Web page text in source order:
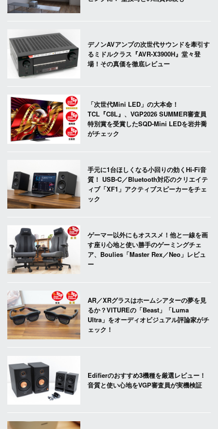
デノンAVアンプの次世代サウンドを牽引す
るミドルクラス『AVR-X3900H』堂々登
場！その真価を徹底レビュー
「次世代Mini LED」の大本命！
TCL『C8L』、VGP2026 SUMMER審査員
特別賞を受賞したSQD-Mini LEDを岩井喬
がチェック
手元に1台ほしくなる小回りの効くHi-Fi音
質！ USB-C／Bluetooth対応のクリエイテ
ィブ「XF1」アクティブスピーカーをチェ
ック
ゲーマー以外にもオススメ！他と一線を画
す座り心地と使い勝手のゲーミングチェ
ア、Boulies「Master Rex／Neo」レビュ
ー
AR／XRグラスはホームシアターの夢を見
るか？VITUREの「Beast」「Luma
Ultra」をオーディオビジュアル評論家がチ
ェック！
Edifierのおすすめ3機種を厳選レビュー！
音質と使い心地をVGP審査員が実機検証